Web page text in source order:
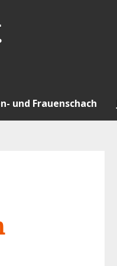
und Frauenschach